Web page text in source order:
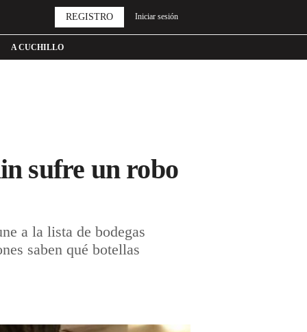
A CUCHILLO
REGISTRO Iniciar sesión
sufre un robo
a la lista de bodegas
saben qué botellas